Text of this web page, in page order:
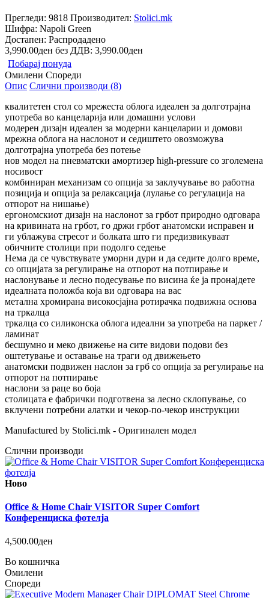
Прегледи: 9818 Производител: Stolici.mk
Шифра: Napoli Green
Достапен: Распродадено
3,990.00ден без ДДВ: 3,990.00ден
Побарај понуда
Омилени Спореди
Опис Слични производи (8)
квалитетен стол со мрежеста облога идеален за долготрајна
употреба во канцеларија или домашни услови
модерен дизајн идеален за модерни канцеларии и домови
мрежна облога на наслонот и седиштето овозможува
долготрајна употреба без потење
нов модел на пневматски амортизер high-pressure со зголемена
носивост
комбиниран механизам со опција за заклучување во работна
позиција и опција за релаксација (лулање со регулација на
отпорот на нишање)
ергономскиот дизајн на наслонот за грбот природно одговара
на кривината на грбот, го држи грбот анатомски исправен и
ги ублажува стресот и болката што ги предизвикуваат
обичните столици при подолго седење
Нема да се чувствувате уморни дури и да седите долго време,
со опцијата за регулирање на отпорот на потпирање и
наслонување и лесно подесување по висина ќе ја пронајдете
идеалната положба која ви одговара на вас
метална хромирана високосјајна ротирачка подвижна основа
на тркалца
тркалца со силиконска облога идеални за употреба на паркет /
ламинат
бесшумно и меко движење на сите видови подови без
оштетување и оставање на траги од движењето
анатомски подвижен наслон за грб со опција за регулирање на
отпорот на потпирање
наслони за раце во боја
столицата е фабрички подготвена за лесно склопување, со
вклучени потребни алатки и чекор-по-чекор инструкции
Manufactured by Stolici.mk - Оригинален модел
Слични производи
Ново
Office & Home Chair VISITOR Super Comfort
Конференциска фотелја
4,500.00ден
Во кошничка
Омилени
Спореди